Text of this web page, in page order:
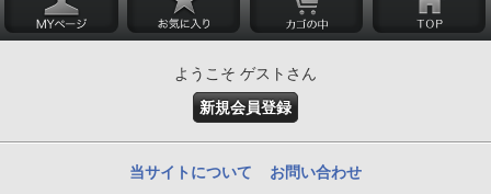
ようこそ ゲストさん
新規会員登録
当サイトについて お問い合わせ